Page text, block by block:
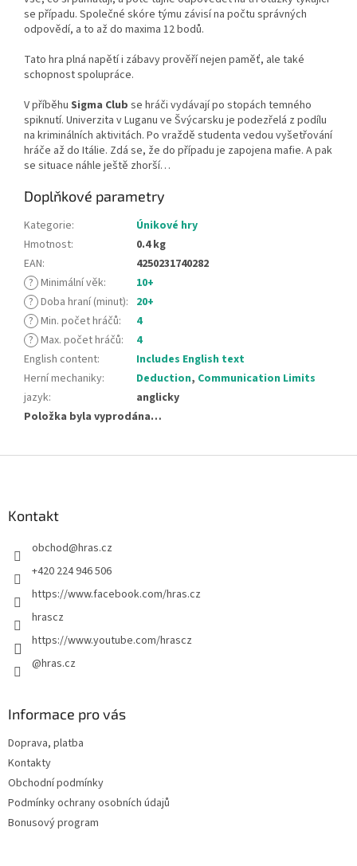
se případu. Společné skóre týmu závisí na počtu správných
odpovědí, a to až do maxima 12 bodů.
Tato hra plná napětí i zábavy prověří nejen paměť, ale také
schopnost spolupráce.
V příběhu Sigma Club se hráči vydávají po stopách temného
spiknutí. Univerzita v Luganu ve Švýcarsku je podezřelá z podílu
na kriminálních aktivitách. Po vraždě studenta vedou vyšetřování
hráče až do Itálie. Zdá se, že do případu je zapojena mafie. A pak
se situace náhle ještě zhorší…
Doplňkové parametry
Kategorie:
Únikové hry
Hmotnost:
0.4 kg
EAN:
4250231740282
? Minimální věk:
10+
? Doba hraní (minut): 20+
? Min. počet hráčů:
4
? Max. počet hráčů:
4
English content:
Includes English text
Herní mechaniky: Deduction, Communication Limits
jazyk:
anglicky
Položka byla vyprodána…
Kontakt
obchod@hras.cz
+420 224 946 506
https://www.facebook.com/hras.cz
hrascz
https://www.youtube.com/hrascz
@hras.cz
Informace pro vás
Doprava, platba
Kontakty
Obchodní podmínky
Podmínky ochrany osobních údajů
Bonusový program